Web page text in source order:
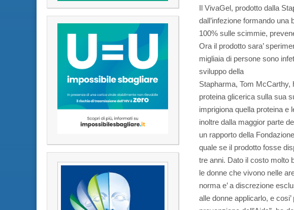
Il VivaGel, prodotto dalla
dall’infezione formando una
100% sulle scimmie,
Ora il prodotto sara’
migliaia di persone sono
sviluppo della
Stapharma, Tom McCarthy,
proteina glicerica sulla sua
imprigiona quella proteina e
inoltre dalla maggior parte
un rapporto della
quale se il prodotto fosse
tre anni. Dato il costo molto
le donne che vivono nelle
norma e’ a discrezione
alle donne applicarlo, e